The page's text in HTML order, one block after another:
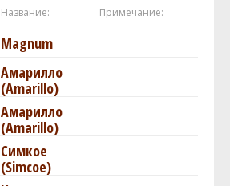
Название: Примечание:
Magnum
Амарилло
(Amarillo)
Амарилло
(Amarillo)
Симкое
(Simcoe)